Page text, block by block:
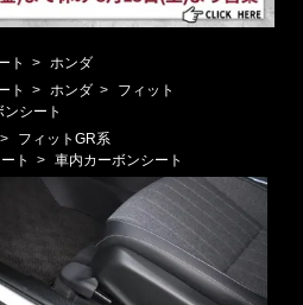
ト > ホンダ
ト > ホンダ >
フィット
シート
>
フィットGR系
ト > 車内カーボンシート